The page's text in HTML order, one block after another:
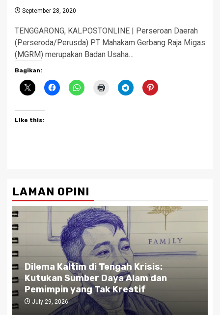
September 28, 2020
TENGGARONG, KALPOSTONLINE | Perseroan Daerah
(Perseroda/Perusda) PT Mahakam Gerbang Raja Migas
(MGRM) merupakan Badan Usaha…
Bagikan:
Like this:
LAMAN OPINI
Dilema Kaltim di Tengah Krisis:
Kutukan Sumber Daya Alam dan
Pemimpin yang Tak Kreatif
July 29, 2026